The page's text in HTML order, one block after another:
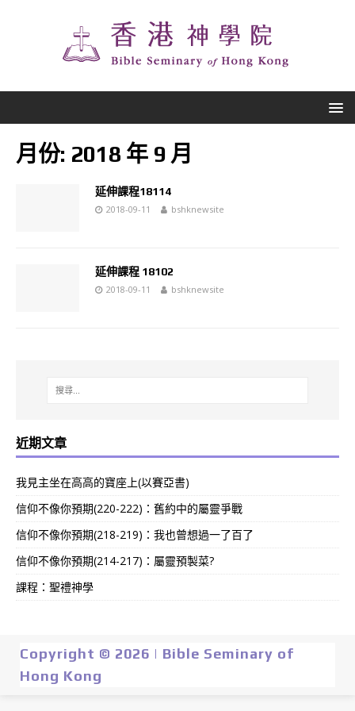
月份: 2018 年 9 月
延伸課程18114
2018-09-11 bshknewsite
延伸課程 18102
2018-09-11 bshknewsite
近期文章
我見主坐在高高的寶座上(以賽亞書)
信仰不像你預期(220-222)：舊約中的屬靈爭戰
信仰不像你預期(218-219)：我也曾想過一了百了
信仰不像你預期(214-217)：屬靈預製菜?
課程：聖禮神學
Copyright © 2026 | Bible Seminary of
Hong Kong